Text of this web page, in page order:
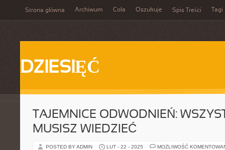
Strona główna Archiwum Cola Oszukuje Spis Treści Tagi
DZIESIĘĆ
TAJEMNICE ODWODNIEŃ:
MUSISZ WIEDZIEĆ
POSTED BY ADMIN LUT - 22 - 2025 MOŻLIWOŚĆ